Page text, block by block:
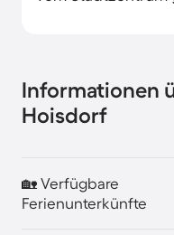
Informationen
Hoisdorf
🏡 Verfügbare
Ferienunterkünfte